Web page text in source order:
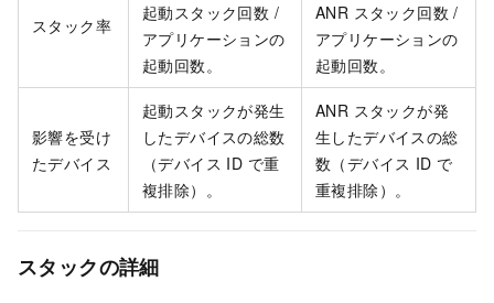
スタック率
起動スタック回数 /
アプリケーションの
起動回数。
ANR スタック回数 /
アプリケーションの
起動回数。
影響を受け
たデバイス
起動スタックが発生
したデバイスの総数
（デバイス ID で重
複排除）。
ANR スタックが発
生したデバイスの総
数（デバイス ID で
重複排除）。
スタックの詳細